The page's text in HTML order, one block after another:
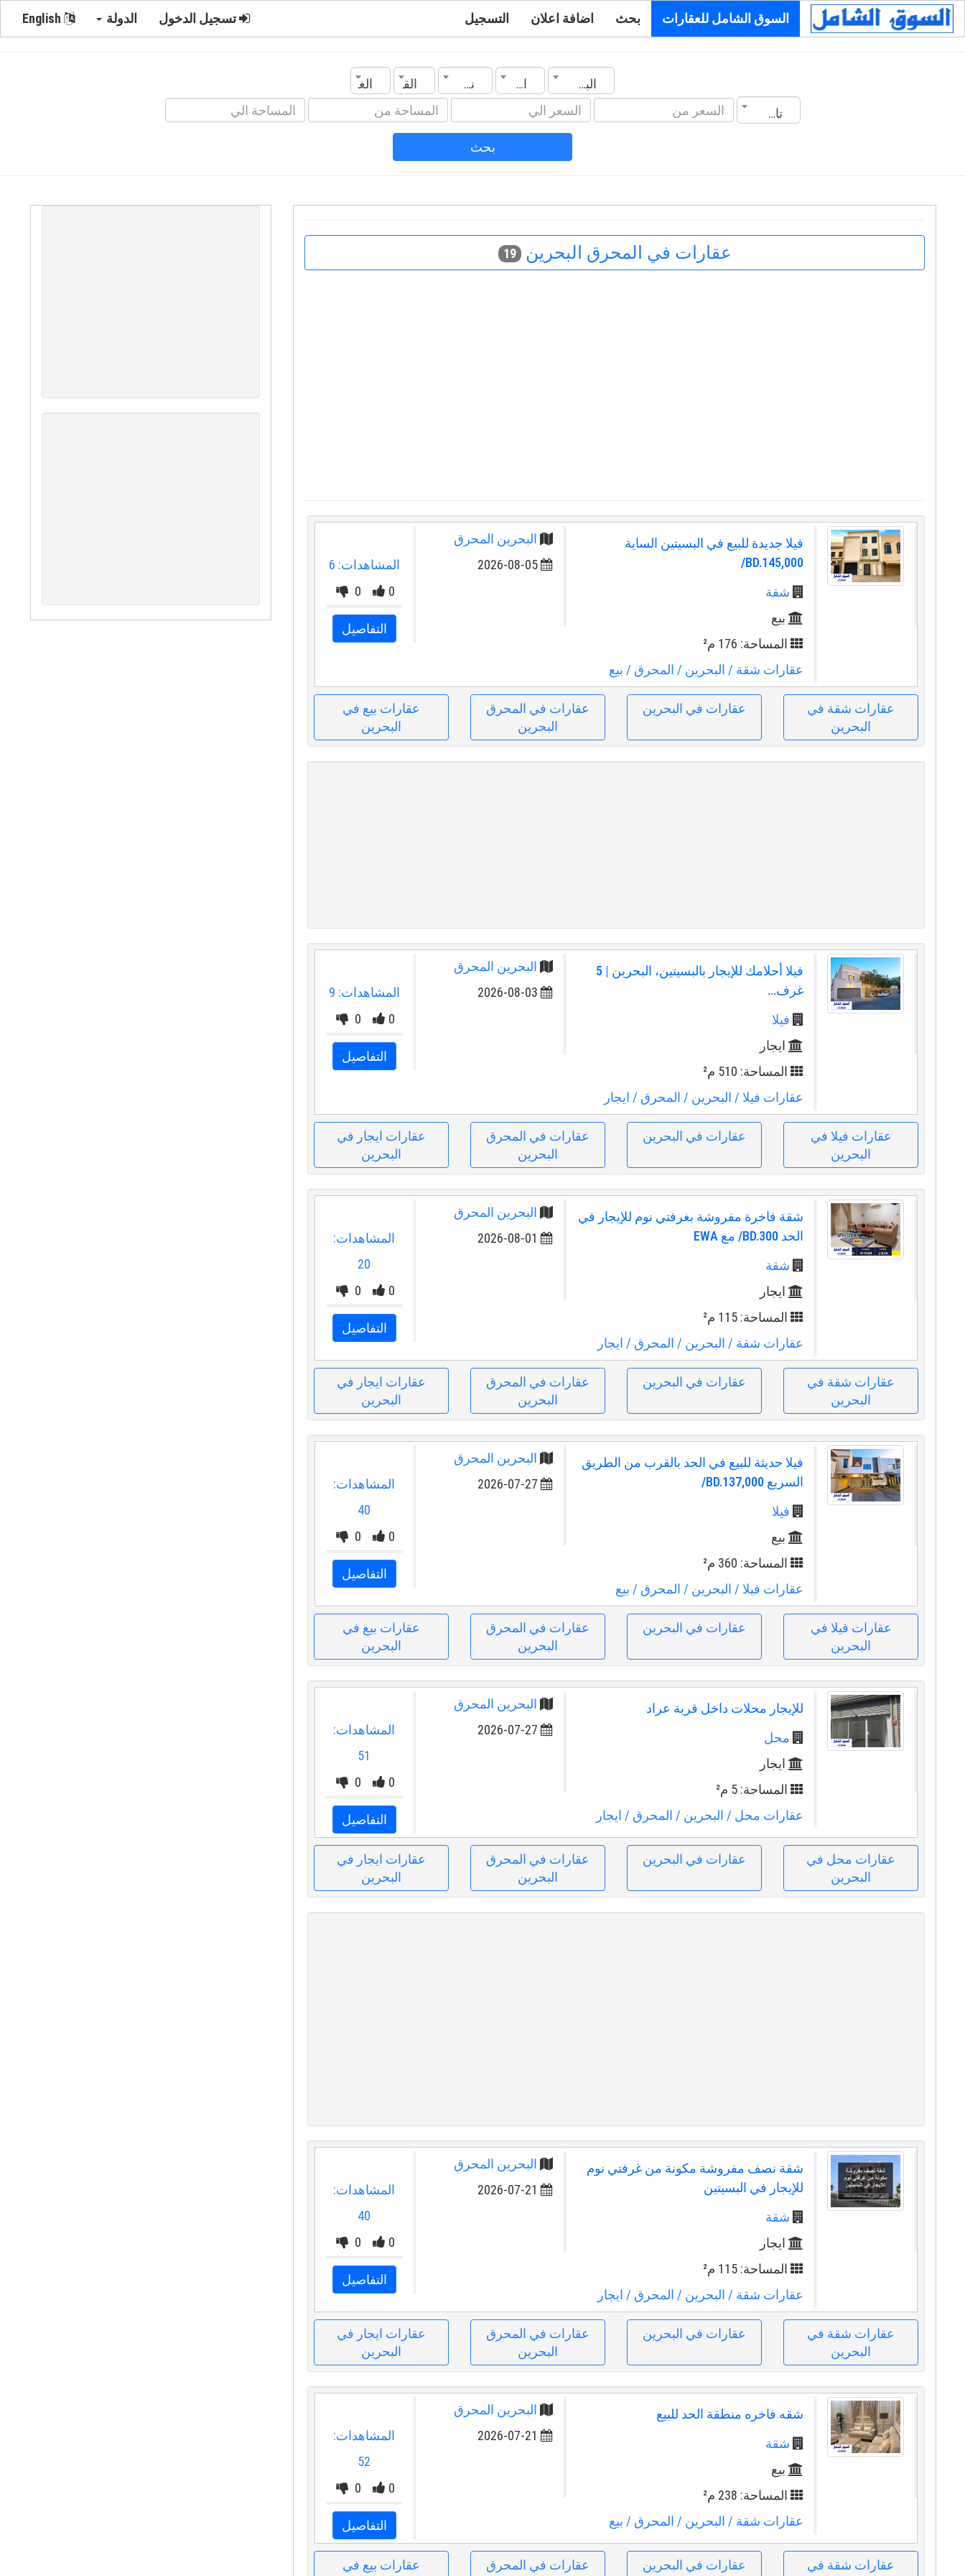
السوق الشامل للعقارات بحث اضافة اعلان التسجيل تسجيل الدخول الدولة
البحرين المحرق نوع العقار القسم
الغرف
تاريخ الانشاء
بحث
عقارات في المحرق البحرين 19
فيلا جديدة للبيع في البسيتين الساية
BD.145,000/
شقة
بيع
المساحة: 176 م²
عقارات شقة / البحرين / المحرق / بيع
البحرين المحرق
2026-08-05
المشاهدات: 6
0
0
التفاصيل
عقارات شقة في
البحرين
عقارات في البحرين
عقارات في المحرق
البحرين
عقارات بيع في
البحرين
فيلا أحلامك للإيجار بالبسيتين، البحرين | 5
غرف...
فيلا
ايجار
المساحة: 510 م²
عقارات فيلا / البحرين / المحرق / ايجار
البحرين المحرق
2026-08-03
المشاهدات: 9
0
0
التفاصيل
عقارات فيلا في
البحرين
عقارات في البحرين
عقارات في المحرق
البحرين
عقارات ايجار في
البحرين
شقة فاخرة مفروشة بغرفتي نوم للإيجار في
الحد BD.300/ مع EWA
شقة
ايجار
المساحة: 115 م²
عقارات شقة / البحرين / المحرق / ايجار
البحرين المحرق
2026-08-01
المشاهدات:
20
0
0
التفاصيل
عقارات شقة في
البحرين
عقارات في البحرين
عقارات في المحرق
البحرين
عقارات ايجار في
البحرين
فيلا حديثة للبيع في الحد بالقرب من الطريق
السريع BD.137,000/
فيلا
بيع
المساحة: 360 م²
عقارات فيلا / البحرين / المحرق / بيع
البحرين المحرق
2026-07-27
المشاهدات:
40
0
0
التفاصيل
عقارات فيلا في
البحرين
عقارات في البحرين
عقارات في المحرق
البحرين
عقارات بيع في
البحرين
للإيجار محلات داخل قرية عراد
محل
ايجار
المساحة: 5 م²
عقارات محل / البحرين / المحرق / ايجار
البحرين المحرق
2026-07-27
المشاهدات:
51
0
0
التفاصيل
عقارات محل في
البحرين
عقارات في البحرين
عقارات في المحرق
البحرين
عقارات ايجار في
البحرين
شقة نصف مفروشة مكونة من غرفتي نوم
للإيجار في البسيتين
شقة
ايجار
المساحة: 115 م²
عقارات شقة / البحرين / المحرق / ايجار
البحرين المحرق
2026-07-21
المشاهدات:
40
0
0
التفاصيل
عقارات شقة في
البحرين
عقارات في البحرين
عقارات في المحرق
البحرين
عقارات ايجار في
البحرين
شقه فاخره منطقة الحد للبيع
شقة
بيع
المساحة: 238 م²
عقارات شقة / البحرين / المحرق / بيع
البحرين المحرق
2026-07-21
المشاهدات:
52
0
0
التفاصيل
عقارات شقة في
عقارات في البحرين
عقارات في المحرق
عقارات بيع في